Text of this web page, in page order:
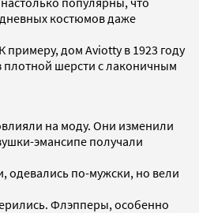
костюмов даже
дом Aviotty в 1923 году
плотной шерсти с лаконичным
на моду. Они изменили
­эмансипе получали
одевались по­-мужски, но вели
Флэпперы, особенно